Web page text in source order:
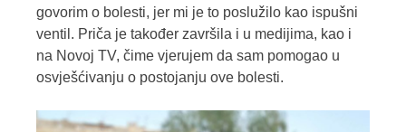
govorim o bolesti, jer mi je to poslužilo kao ispušni
ventil. Priča je također završila i u medijima, kao i
na Novoj TV, čime vjerujem da sam pomogao u
osvješćivanju o postojanju ove bolesti.